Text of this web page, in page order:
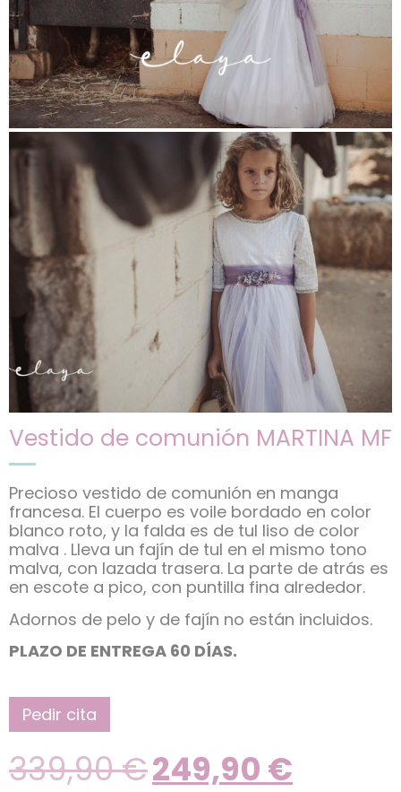
Vestido de comunión MARTINA MF
Precioso vestido de comunión en manga
francesa. El cuerpo es voile bordado en color
blanco roto, y la falda es de tul liso de color
malva . Lleva un fajín de tul en el mismo tono
malva, con lazada trasera. La parte de atrás es
en escote a pico, con puntilla fina alrededor.
Adornos de pelo y de fajín no están incluidos.
PLAZO DE ENTREGA 60 DÍAS.
Pedir cita
339,90€249,90 €